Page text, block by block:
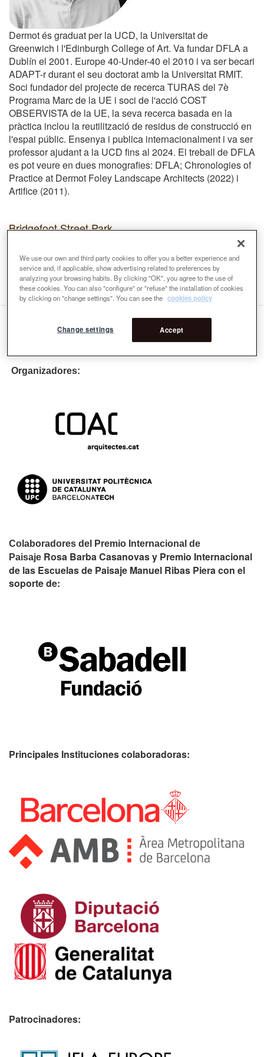
Dermot és graduat per la UCD, la Universitat de
Greenwich i l'Edinburgh College of Art. Va fundar DFLA a
Dublín el 2001. Europe 40-Under-40 el 2010 i va ser becari
ADAPT-r durant el seu doctorat amb la Universitat RMIT.
Soci fundador del projecte de recerca TURAS del 7è
Programa Marc de la UE i soci de l'acció COST
OBSERVISTA de la UE, la seva recerca basada en la
pràctica inclou la reutilització de residus de construcció en
l'espai públic. Ensenya i publica internacionalment i va ser
professor ajudant a la UCD fins al 2024. El treball de DFLA
es pot veure en dues monografies: DFLA; Chronologies of
Practice at Dermot Foley Landscape Architects (2022) i
Artifice (2011).
Bridgefoot Street Park
Premi
Ponentes
Organizadores:
Colaboradores del Premio Internacional de
Paisaje Rosa Barba Casanovas y Premio Internacional
de las Escuelas de Paisaje Manuel Ribas Piera con el
soporte de:
Principales Instituciones colaboradoras:
Patrocinadores:
We use our own and third party cookies to offer you a better experience and
service and, if applicable, show advertising related to preferences by
analyzing your browsing habits. By clicking "OK", you agree to the use of
these cookies. You can also "configure" or "refuse" the installation of cookies
by clicking on "change settings". You can see the cookies policy
Accept
Change settings